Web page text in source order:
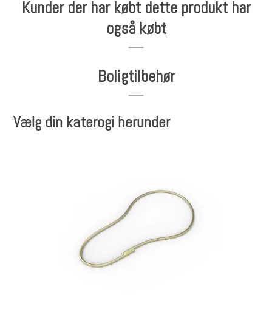
Kunder der har købt dette produkt har
også købt
Boligtilbehør
Vælg din katerogi herunder